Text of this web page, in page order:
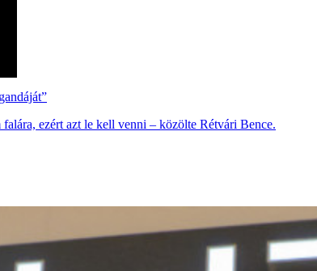
ezért azt le kell venni – közölte Rétvári Bence.